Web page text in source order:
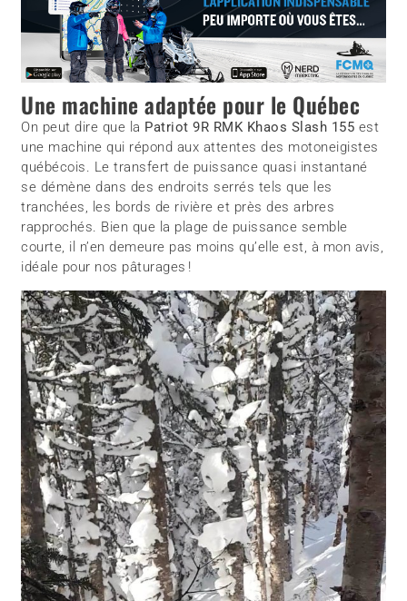
Une machine adaptée pour le Québec
On peut dire que la Patriot 9R RMK Khaos Slash 155 est
une machine qui répond aux attentes des motoneigistes
québécois. Le transfert de puissance quasi instantané
se démène dans des endroits serrés tels que les
tranchées, les bords de rivière et près des arbres
rapprochés. Bien que la plage de puissance semble
courte, il n’en demeure pas moins qu’elle est, à mon avis,
idéale pour nos pâturages !